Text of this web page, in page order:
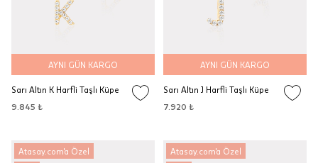
AYNI GÜN KARGO
Sarı Altın K Harfli Taşlı Küpe
9.845 ₺
AYNI GÜN KARGO
Sarı Altın J Harfli Taşlı Küpe
7.920 ₺
Atasay.com'a Özel
Atasay.com'a Özel